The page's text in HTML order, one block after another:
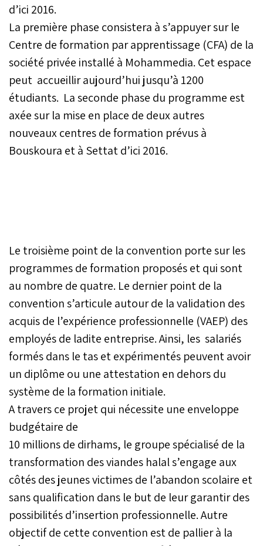
d’ici 2016.
La première phase consistera à s’appuyer sur le
Centre de formation par apprentissage (CFA) de la
société privée installé à Mohammedia. Cet espace
peut accueillir aujourd’hui jusqu’à 1200
étudiants. La seconde phase du programme est
axée sur la mise en place de deux autres
nouveaux centres de formation prévus à
Bouskoura et à Settat d’ici 2016.
Le troisième point de la convention porte sur les
programmes de formation proposés et qui sont
au nombre de quatre. Le dernier point de la
convention s’articule autour de la validation des
acquis de l’expérience professionnelle (VAEP) des
employés de ladite entreprise. Ainsi, les salariés
formés dans le tas et expérimentés peuvent avoir
un diplôme ou une attestation en dehors du
système de la formation initiale.
A travers ce projet qui nécessite une enveloppe
budgétaire de
10 millions de dirhams, le groupe spécialisé de la
transformation des viandes halal s’engage aux
côtés des jeunes victimes de l’abandon scolaire et
sans qualification dans le but de leur garantir des
possibilités d’insertion professionnelle. Autre
objectif de cette convention est de pallier à la